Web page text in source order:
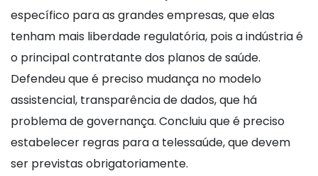
específico para as grandes empresas, que elas
tenham mais liberdade regulatória, pois a indústria é
o principal contratante dos planos de saúde.
Defendeu que é preciso mudança no modelo
assistencial, transparência de dados, que há
problema de governança. Concluiu que é preciso
estabelecer regras para a telessaúde, que devem
ser previstas obrigatoriamente.